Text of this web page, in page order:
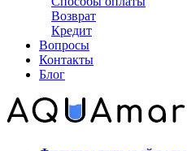
Возврат
Кредит
Вопросы
Контакты
Блог